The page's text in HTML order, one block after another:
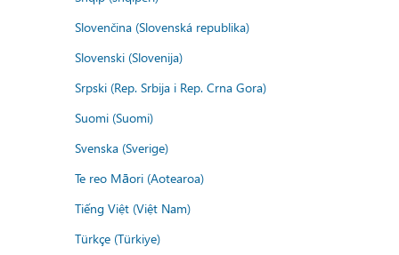
Slovenčina (Slovenská republika)
Slovenski (Slovenija)
Srpski (Rep. Srbija i Rep. Crna Gora)
Suomi (Suomi)
Svenska (Sverige)
Te reo Māori (Aotearoa)
Tiếng Việt (Việt Nam)
Türkçe (Türkiye)